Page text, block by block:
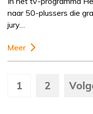
naar 50-plussers die
jury…
Meer
1 2